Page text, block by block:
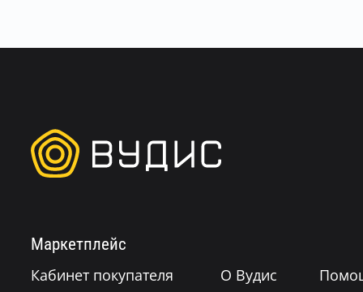
Маркетплейс
Кабинет покупателя
О Вудис